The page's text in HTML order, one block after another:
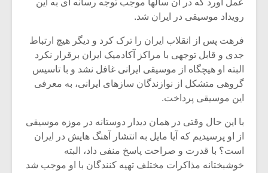
رویداد موسیقی در ایران شد.
فرهت پس از انقلاب ایران را ترک کرد و دیگر هیچ ارتباط
جدی و قابل توجهی با مراکز آکادمیک ایران برقرار نکرد
البته او هیچگاه از موسیقی ایرانی غافل نشد و با تاسیس
گروهی متشکل از نوازندگان سازهای ایرانی، به معرفی
این موسیقی پرداخت.
با این حال وقتی در همان دیدار دوستانه در موزه موسیقی
از او پرسیدیم که آیا مایل به انتشار آهنگ هایش در ایران
است؟ با قدرت و صراحت پاسخ منفی داد، البته
خوشبختانه مذاکرات مختلف تهیه کنندگان با او موجب شد